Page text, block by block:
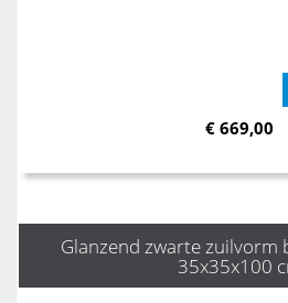
€ 669,00
Glanzend zwarte zuilvorm
35x35x100